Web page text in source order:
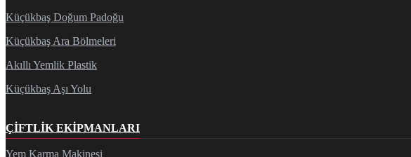
Küçükbaş Doğum Padoğu
Küçükbaş Ara Bölmeleri
Akıllı Yemlik Plastik
Küçükbaş Aşı Yolu
ÇIFTLIK EKIPMANLARI
Yem Karma Makinesi